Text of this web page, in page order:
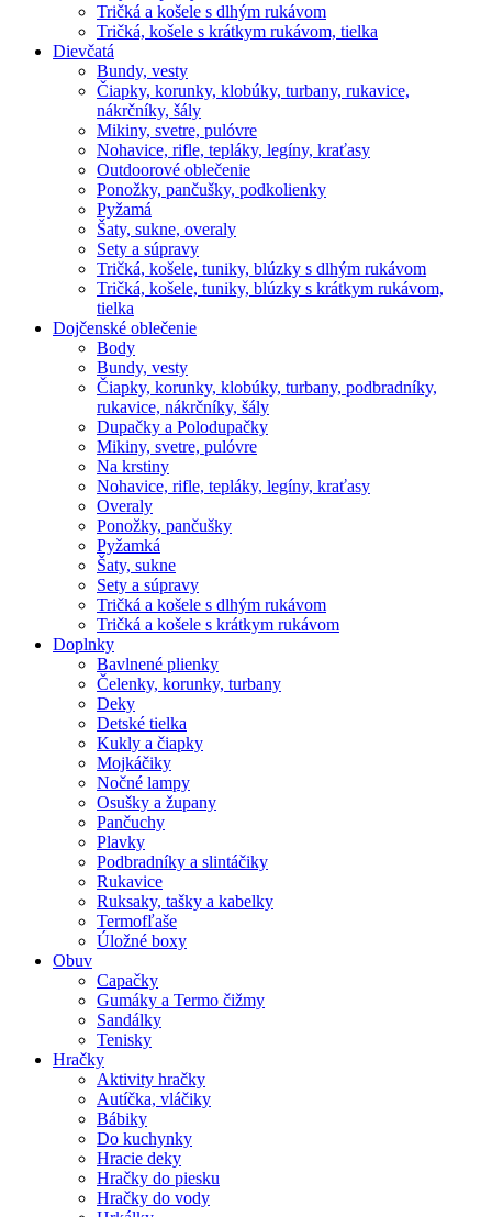
Tričká a košele s dlhým rukávom
Tričká, košele s krátkym rukávom, tielka
Dievčatá
Bundy, vesty
Čiapky, korunky, klobúky, turbany, rukavice,
nákrčníky, šály
Mikiny, svetre, pulóvre
Nohavice, rifle, tepláky, legíny, kraťasy
Outdoorové oblečenie
Ponožky, pančušky, podkolienky
Pyžamá
Šaty, sukne, overaly
Sety a súpravy
Tričká, košele, tuniky, blúzky s dlhým rukávom
Tričká, košele, tuniky, blúzky s krátkym rukávom,
tielka
Dojčenské oblečenie
Body
Bundy, vesty
Čiapky, korunky, klobúky, turbany, podbradníky,
rukavice, nákrčníky, šály
Dupačky a Polodupačky
Mikiny, svetre, pulóvre
Na krstiny
Nohavice, rifle, tepláky, legíny, kraťasy
Overaly
Ponožky, pančušky
Pyžamká
Šaty, sukne
Sety a súpravy
Tričká a košele s dlhým rukávom
Tričká a košele s krátkym rukávom
Doplnky
Bavlnené plienky
Čelenky, korunky, turbany
Deky
Detské tielka
Kukly a čiapky
Mojkáčiky
Nočné lampy
Osušky a župany
Pančuchy
Plavky
Podbradníky a slintáčiky
Rukavice
Ruksaky, tašky a kabelky
Termofľaše
Úložné boxy
Obuv
Capačky
Gumáky a Termo čižmy
Sandálky
Tenisky
Hračky
Aktivity hračky
Autíčka, vláčiky
Bábiky
Do kuchynky
Hracie deky
Hračky do piesku
Hračky do vody